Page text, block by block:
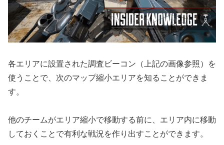
各エリアに設置された調査ビーコン（上記の画像参照）を
使うことで、次のマップ縮小エリアを知ることができま
す。
他のチームがエリア縮小で移動する前に、エリア内に移動
しておくことで有利な戦況を作り出すことができます。